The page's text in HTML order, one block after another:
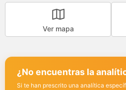
Ver mapa
¿No encuentras la
Si te han prescrito una analítica